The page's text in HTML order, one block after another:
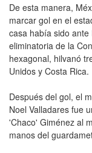
De esta manera,
marcar gol en el
casa había sido
eliminatoria de la
hexagonal, hilvanó
Unidos y Costa Rica.
Después del gol, el
Noel Valladares fue
'Chaco' Giménez al
manos del